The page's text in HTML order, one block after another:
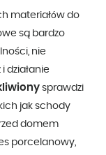
materiałów do
są bardzo
nie
działanie
sprawdzi
jak schody
domem
porcelanowy,